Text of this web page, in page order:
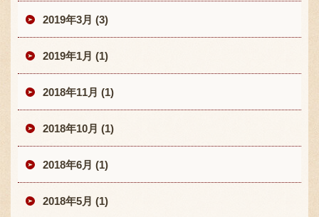
2019年3月 (3)
2019年1月 (1)
2018年11月 (1)
2018年10月 (1)
2018年6月 (1)
2018年5月 (1)